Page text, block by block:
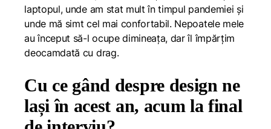
laptopul, unde am stat mult în timpul pandemiei și
unde mă simt cel mai confortabil. Nepoatele mele
au început să-l ocupe dimineața, dar îl împărțim
deocamdată cu drag.
Cu ce gând despre design ne
lași în acest an, acum la final